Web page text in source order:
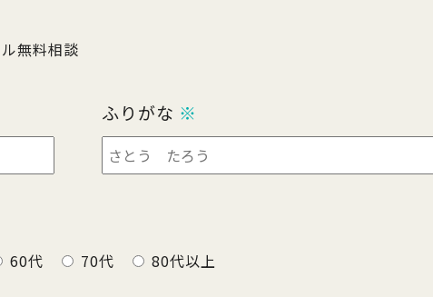
無料相談
ふりがな ※
60代 70代 80代以上